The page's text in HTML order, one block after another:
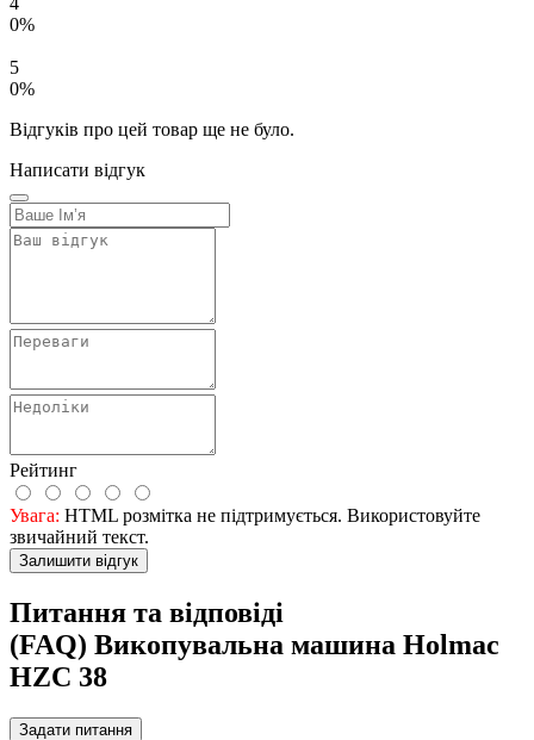
0%
5
0%
Відгуків про цей товар ще не було.
Написати відгук
Рейтинг
Увага: HTML розмітка не підтримується. Використовуйте
звичайний текст.
Залишити відгук
Питання та відповіді
(FAQ) Викопувальна машина Holmac
HZC 38
Задати питання